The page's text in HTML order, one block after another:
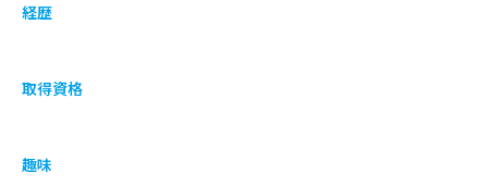
経歴
取得資格
趣味